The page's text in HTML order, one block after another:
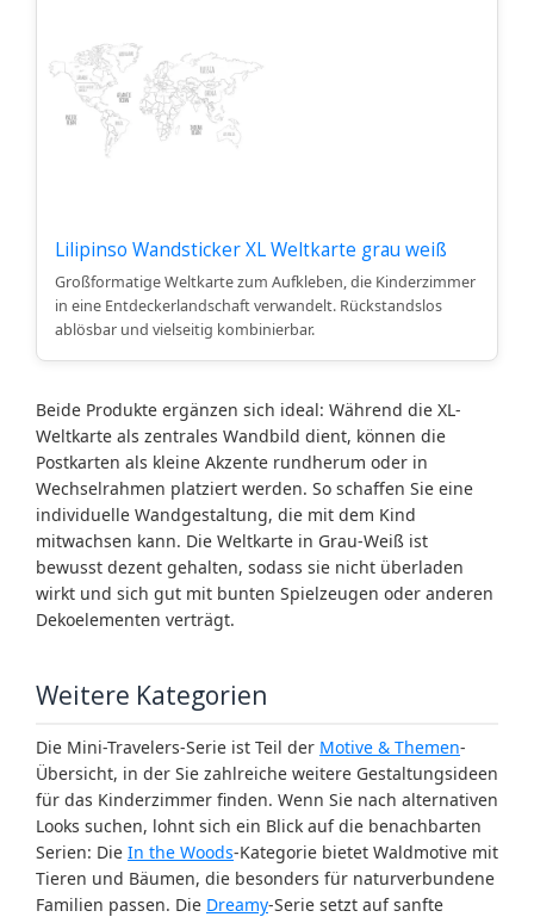
Lilipinso Wandsticker XL Weltkarte grau weiß
Großformatige Weltkarte zum Aufkleben, die Kinderzimmer
in eine Entdeckerlandschaft verwandelt. Rückstandslos
ablösbar und vielseitig kombinierbar.
Beide Produkte ergänzen sich ideal: Während die XL-
Weltkarte als zentrales Wandbild dient, können die
Postkarten als kleine Akzente rundherum oder in
Wechselrahmen platziert werden. So schaffen Sie eine
individuelle Wandgestaltung, die mit dem Kind
mitwachsen kann. Die Weltkarte in Grau-Weiß ist
bewusst dezent gehalten, sodass sie nicht überladen
wirkt und sich gut mit bunten Spielzeugen oder anderen
Dekoelementen verträgt.
Weitere Kategorien
Die Mini-Travelers-Serie ist Teil der Motive & Themen-
Übersicht, in der Sie zahlreiche weitere Gestaltungsideen
für das Kinderzimmer finden. Wenn Sie nach alternativen
Looks suchen, lohnt sich ein Blick auf die benachbarten
Serien: Die In the Woods-Kategorie bietet Waldmotive mit
Tieren und Bäumen, die besonders für naturverbundene
Familien passen. Die Dreamy-Serie setzt auf sanfte